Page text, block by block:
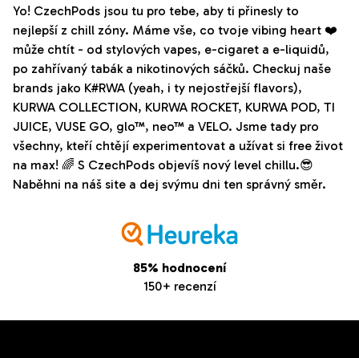
Yo! CzechPods jsou tu pro tebe, aby ti přinesly to
nejlepší z chill zóny. Máme vše, co tvoje vibing heart ❤️
může chtít - od stylových vapes, e-cigaret a e-liquidů,
po zahřívaný tabák a nikotinových sáčků. Checkuj naše
brands jako K#RWA (yeah, i ty nejostřejší flavors),
KURWA COLLECTION, KURWA ROCKET, KURWA POD, TI
JUICE, VUSE GO, glo™, neo™ a VELO. Jsme tady pro
všechny, kteří chtějí experimentovat a užívat si free život
na max! 🌈 S CzechPods objevíš nový level chillu.😎
Naběhni na náš site a dej svýmu dni ten správný směr.
85% hodnocení
150+ recenzí